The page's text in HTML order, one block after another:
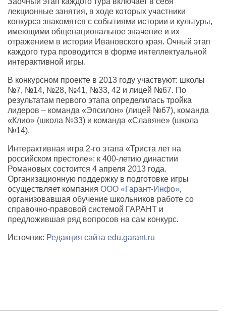
лекционные занятия, в ходе которых участники
конкурса знакомятся с событиями истории и культуры,
имеющими общенациональное значение и их
отражением в истории Ивановского края. Очный этап
каждого тура проводится в форме интеллектуальной
интерактивной игры.
В конкурсном проекте в 2013 году участвуют: школы
№7, №14, №28, №41, №33, 42 и лицей №67. По
результатам первого этапа определилась тройка
лидеров – команда «Эпсилон» (лицей №67), команда
«Клио» (школа №33) и команда «Славяне» (школа
№14).
Интерактивная игра 2-го этапа «Триста лет на
российском престоле»: к 400-летию династии
Романовых состоится 4 апреля 2013 года.
Организационную поддержку в подготовке игры
осуществляет компания ООО «Гарант-Инфо»,
организовавшая обучение школьников работе со
справочно-правовой системой ГАРАНТ и
предложившая ряд вопросов на сам конкурс.
Источник: Редакция сайта edu.garant.ru